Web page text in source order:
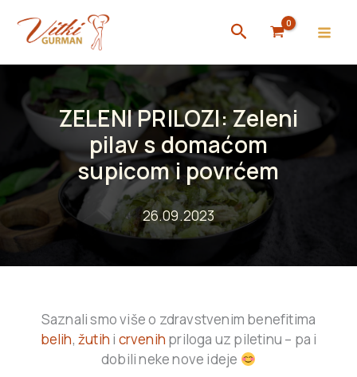
content
Search
ZELENI PRILOZI: Zeleni
pilav s domaćom
supicom i povrćem
26.09.2023
Saznali smo više o zdravstvenim benefitima
belih, žutih i crvenih priloga uz piletinu – pa i
dobili neke nove ideje